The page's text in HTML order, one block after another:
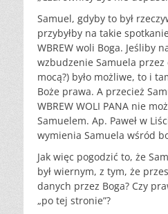
Samuel, gdyby to był
przybyłby na takie
WBREW woli Boga. Jeśliby
wzbudzenie Samuela przez
mocą?) było możliwe, to i
Boże prawa. A przecież
WBREW WOLI PANA nie
Samuelem. Ap. Paweł w
wymienia Samuela wśród
Jak więc pogodzić to, że
był wiernym, z tym, że
danych przez Boga? Czy
„po tej stronie”?